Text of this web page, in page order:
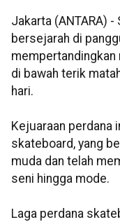
Jakarta (ANTARA)
bersejarah di
di bawah terik
hari.
Kejuaraan perdana
skateboard, yang
muda dan telah
seni hingga mode.
Laga perdana